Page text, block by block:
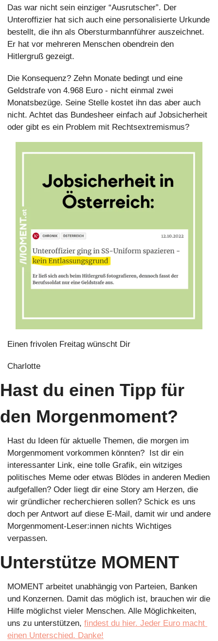
Das war nicht sein einziger “Ausrutscher”. Der
Unteroffizier hat sich auch eine personalisierte Urkunde
bestellt, die ihn als Obersturmbannführer auszeichnet.
Er hat vor mehreren Menschen obendrein den
Hitlergruß gezeigt.
Die Konsequenz? Zehn Monate bedingt und eine
Geldstrafe von 4.968 Euro - nicht einmal zwei
Monatsbezüge. Seine Stelle kostet ihn das aber auch
nicht. Achtet das Bundesheer einfach auf Jobsicherheit
oder gibt es ein Problem mit Rechtsextremismus?
Einen frivolen Freitag wünscht Dir
Charlotte
Hast du einen Tipp für
den Morgenmoment?
Hast du Ideen für aktuelle Themen, die morgen im
Morgenmoment vorkommen könnten?  Ist dir ein
interessanter Link, eine tolle Grafik, ein witziges
politisches Meme oder etwas Blödes in anderen Medien
aufgefallen? Oder liegt dir eine Story am Herzen, die
wir gründlicher recherchieren sollen? Schick es uns
doch per Antwort auf diese E-Mail, damit wir und andere
Morgenmoment-Leser:innen nichts Wichtiges
verpassen.
Unterstütze MOMENT
MOMENT arbeitet unabhängig von Parteien, Banken
und Konzernen. Damit das möglich ist, brauchen wir die
Hilfe möglichst vieler Menschen. Alle Möglichkeiten,
uns zu unterstützen, findest du hier. Jeder Euro macht
einen Unterschied. Danke!